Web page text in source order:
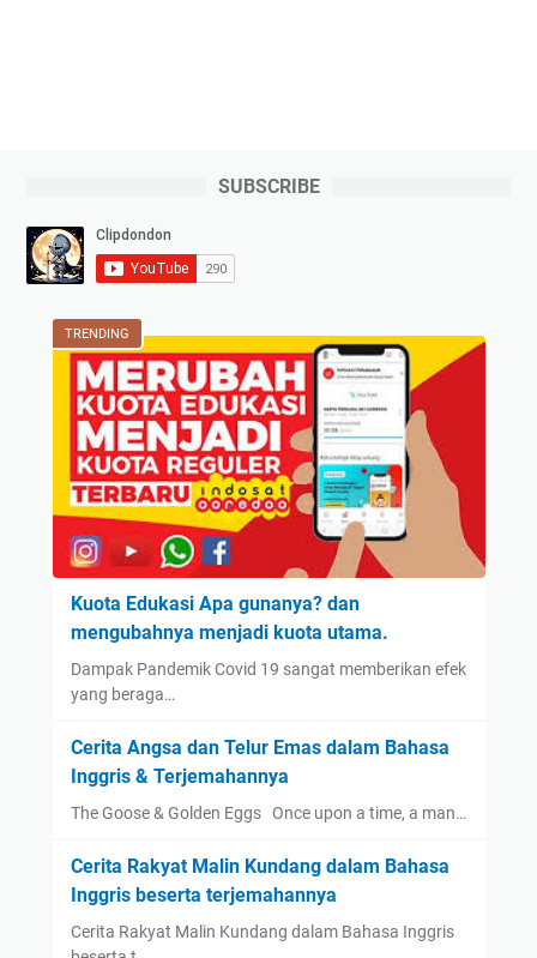
SUBSCRIBE
TRENDING
Kuota Edukasi Apa gunanya? dan
mengubahnya menjadi kuota utama.
Dampak Pandemik Covid 19 sangat memberikan efek
yang beraga…
Cerita Angsa dan Telur Emas dalam Bahasa
Inggris & Terjemahannya
The Goose & Golden Eggs Once upon a time, a man…
Cerita Rakyat Malin Kundang dalam Bahasa
Inggris beserta terjemahannya
Cerita Rakyat Malin Kundang dalam Bahasa Inggris